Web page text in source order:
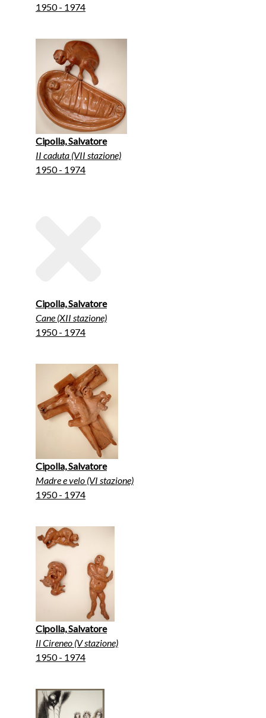
1950 - 1974
Cipolla, Salvatore
II caduta (VII stazione)
1950 - 1974
Cipolla, Salvatore
Cane (XII stazione)
1950 - 1974
Cipolla, Salvatore
Madre e velo (VI stazione)
1950 - 1974
Cipolla, Salvatore
Il Cireneo (V stazione)
1950 - 1974